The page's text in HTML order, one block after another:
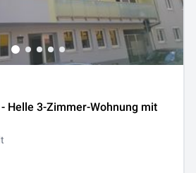
Helle 3-Zimmer-Wohnung mit